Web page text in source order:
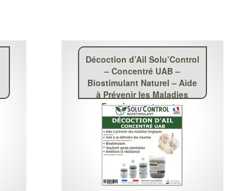
Décoction d’Ail Solu’Control
– Concentré UAB –
Biostimulant Naturel – Aide
à Prévenir les Maladies
Fongiques et contre
Insectes Piqueurs